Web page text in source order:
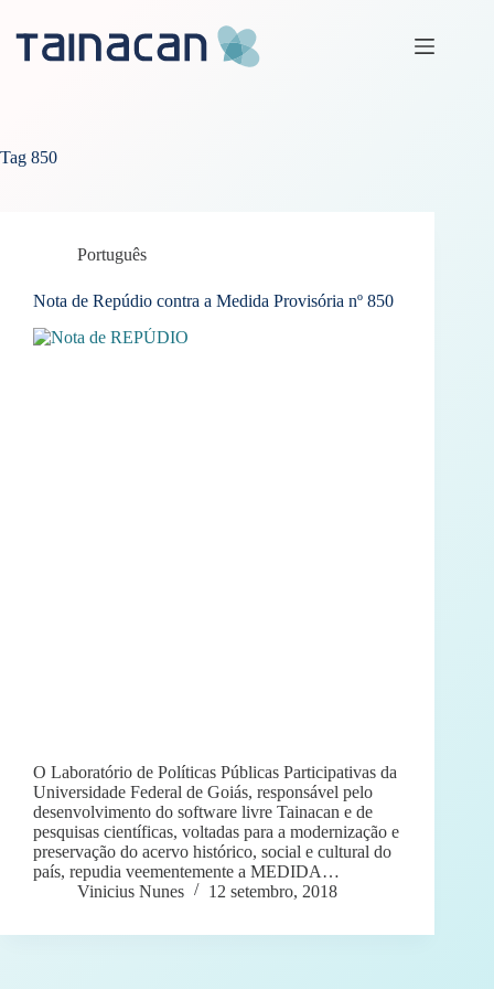
conteúdo
Tag 850
Português
Nota de Repúdio contra a Medida Provisória nº 850
O Laboratório de Políticas Públicas Participativas da
Universidade Federal de Goiás, responsável pelo
desenvolvimento do software livre Tainacan e de
pesquisas científicas, voltadas para a modernização e
preservação do acervo histórico, social e cultural do
país, repudia veementemente a MEDIDA…
Vinicius Nunes
12 setembro, 2018